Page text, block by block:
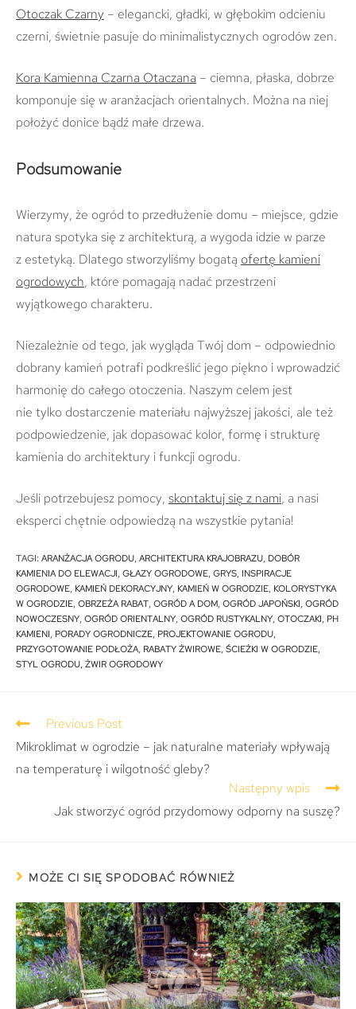
Otoczak Czarny – elegancki, gładki, w głębokim odcieniu
czerni, świetnie pasuje do minimalistycznych ogrodów zen.
Kora Kamienna Czarna Otaczana – ciemna, płaska, dobrze
komponuje się w aranżacjach orientalnych. Można na niej
położyć donice bądź małe drzewa.
Podsumowanie
Wierzymy, że ogród to przedłużenie domu – miejsce, gdzie
natura spotyka się z architekturą, a wygoda idzie w parze
z estetyką. Dlatego stworzyliśmy bogatą ofertę kamieni
ogrodowych, które pomagają nadać przestrzeni
wyjątkowego charakteru.
Niezależnie od tego, jak wygląda Twój dom – odpowiednio
dobrany kamień potrafi podkreślić jego piękno i wprowadzić
harmonię do całego otoczenia. Naszym celem jest
nie tylko dostarczenie materiału najwyższej jakości, ale też
podpowiedzenie, jak dopasować kolor, formę i strukturę
kamienia do architektury i funkcji ogrodu.
Jeśli potrzebujesz pomocy, skontaktuj się z nami, a nasi
eksperci chętnie odpowiedzą na wszystkie pytania!
TAGI: ARANŻACJA OGRODU, ARCHITEKTURA KRAJOBRAZU, DOBÓR
KAMIENIA DO ELEWACJI, GŁAZY OGRODOWE, GRYS, INSPIRACJE
OGRODOWE, KAMIEŃ DEKORACYJNY, KAMIEŃ W OGRODZIE, KOLORYSTYKA
W OGRODZIE, OBRZEŻA RABAT, OGRÓD A DOM, OGRÓD JAPOŃSKI, OGRÓD
NOWOCZESNY, OGRÓD ORIENTALNY, OGRÓD RUSTYKALNY, OTOCZAKI, PH
KAMIENI, PORADY OGRODNICZE, PROJEKTOWANIE OGRODU,
PRZYGOTOWANIE PODŁOŻA, RABATY ŻWIROWE, ŚCIEŻKI W OGRODZIE,
STYL OGRODU, ŻWIR OGRODOWY
Previous Post
Mikroklimat w ogrodzie – jak naturalne materiały wpływają
na temperaturę i wilgotność gleby?
Następny wpis
Jak stworzyć ogród przydomowy odporny na suszę?
MOŻE CI SIĘ SPODOBAĆ RÓWNIEŻ